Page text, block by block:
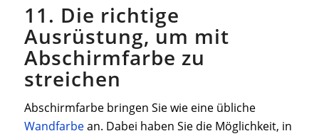
11. Die richtige
Ausrüstung, um mit
Abschirmfarbe zu
streichen
Abschirmfarbe bringen Sie wie eine übliche
Wandfarbean. Dabei haben Sie die Möglichkeit, in